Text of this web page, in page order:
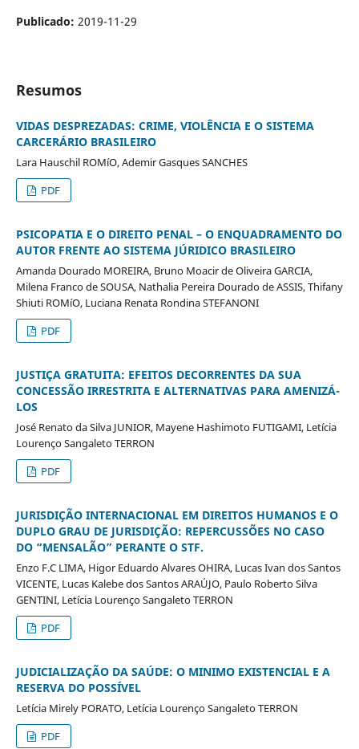
Publicado: 2019-11-29
Resumos
VIDAS DESPREZADAS: CRIME, VIOLÊNCIA E O SISTEMA
CARCERÁRIO BRASILEIRO
Lara Hauschil ROMíO, Ademir Gasques SANCHES
PDF
PSICOPATIA E O DIREITO PENAL – O ENQUADRAMENTO DO
AUTOR FRENTE AO SISTEMA JÚRIDICO BRASILEIRO
Amanda Dourado MOREIRA, Bruno Moacir de Oliveira GARCIA,
Milena Franco de SOUSA, Nathalia Pereira Dourado de ASSIS, Thifany
Shiuti ROMíO, Luciana Renata Rondina STEFANONI
PDF
JUSTIÇA GRATUITA: EFEITOS DECORRENTES DA SUA
CONCESSÃO IRRESTRITA E ALTERNATIVAS PARA AMENIZÁ-
LOS
José Renato da Silva JUNIOR, Mayene Hashimoto FUTIGAMI, Letícia
Lourenço Sangaleto TERRON
PDF
JURISDIÇÃO INTERNACIONAL EM DIREITOS HUMANOS E O
DUPLO GRAU DE JURISDIÇÃO: REPERCUSSÕES NO CASO
DO “MENSALÃO” PERANTE O STF.
Enzo F.C LIMA, Higor Eduardo Alvares OHIRA, Lucas Ivan dos Santos
VICENTE, Lucas Kalebe dos Santos ARAÚJO, Paulo Roberto Silva
GENTINI, Letícia Lourenço Sangaleto TERRON
PDF
JUDICIALIZAÇÃO DA SAÚDE: O MINIMO EXISTENCIAL E A
RESERVA DO POSSÍVEL
Letícia Mirely PORATO, Letícia Lourenço Sangaleto TERRON
PDF